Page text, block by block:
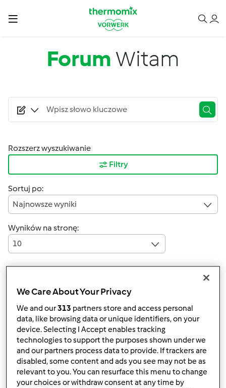
Forum Witam
Rozszerz wyszukiwanie
Filtry
Sortuj po:
Najnowsze wyniki
Wyników na stronę:
10
Szybka odpowiedź
amasiak
(niezweryfikowany)
We Care About Your Privacy
We and our313 partners store and access personal
data, like browsing data or unique identifiers, on your
device. Selecting I Accept enables tracking
technologies to support the purposes shown under we
and our partners process data to provide. If trackers are
disabled, some content and ads you see may not be as
relevant to you. You can resurface this menu to change
your choices or withdraw consent at any time by